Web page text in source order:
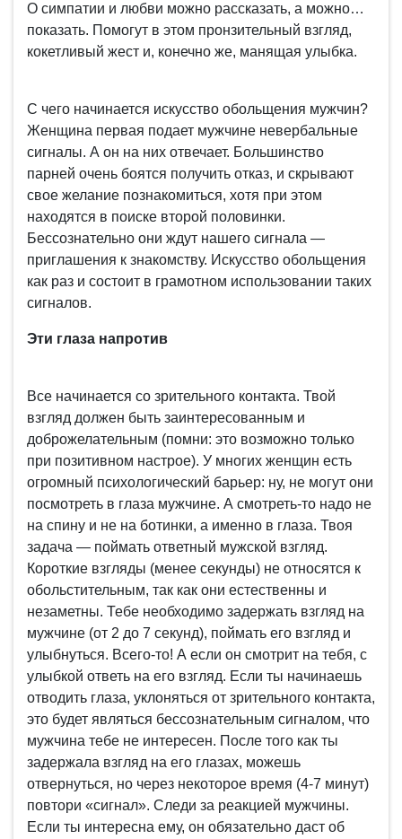
О симпатии и любви можно рассказать, а можно…
показать. Помогут в этом пронзительный взгляд,
кокетливый жест и, конечно же, манящая улыбка.
С чего начинается искусство обольщения мужчин?
Женщина первая подает мужчине невербальные
сигналы. А он на них отвечает. Большинство
парней очень боятся получить отказ, и скрывают
свое желание познакомиться, хотя при этом
находятся в поиске второй половинки.
Бессознательно они ждут нашего сигнала —
приглашения к знакомству. Искусство обольщения
как раз и состоит в грамотном использовании таких
сигналов.
Эти глаза напротив
Все начинается со зрительного контакта. Твой
взгляд должен быть заинтересованным и
доброжелательным (помни: это возможно только
при позитивном настрое). У многих женщин есть
огромный психологический барьер: ну, не могут они
посмотреть в глаза мужчине. А смотреть-то надо не
на спину и не на ботинки, а именно в глаза. Твоя
задача — поймать ответный мужской взгляд.
Короткие взгляды (менее секунды) не относятся к
обольстительным, так как они естественны и
незаметны. Тебе необходимо задержать взгляд на
мужчине (от 2 до 7 секунд), поймать его взгляд и
улыбнуться. Всего-то! А если он смотрит на тебя, с
улыбкой ответь на его взгляд. Если ты начинаешь
отводить глаза, уклоняться от зрительного контакта,
это будет являться бессознательным сигналом, что
мужчина тебе не интересен. После того как ты
задержала взгляд на его глазах, можешь
отвернуться, но через некоторое время (4-7 минут)
повтори «сигнал». Следи за реакцией мужчины.
Если ты интересна ему, он обязательно даст об